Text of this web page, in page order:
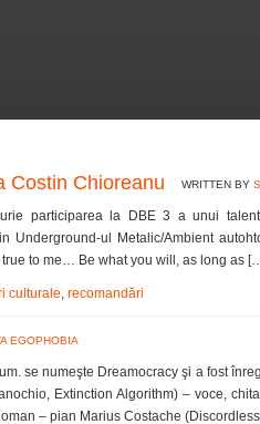
Costin Chioreanu WRITTEN BY
participarea la DBE 3 a unui
Underground-ul Metalic/Ambient
to me… Be what you will, as long as
culturale, recomandări
EGOPHOBIA
se numeşte Dreamocracy şi a fost
Extinction Algorithm) – voce,
– pian Marius Costache